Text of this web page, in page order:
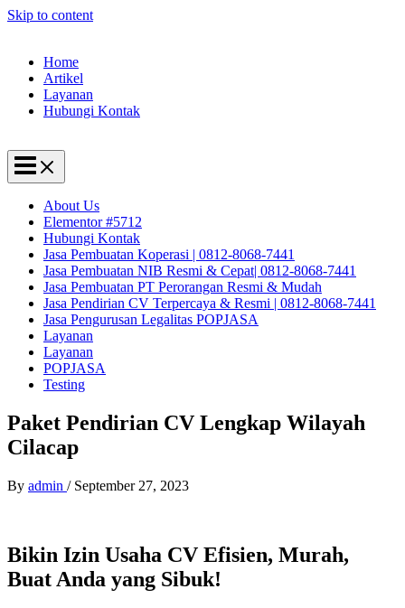
Skip to content
Home
Artikel
Layanan
Hubungi Kontak
About Us
Elementor #5712
Hubungi Kontak
Jasa Pembuatan Koperasi | 0812-8068-7441
Jasa Pembuatan NIB Resmi & Cepat| 0812-8068-7441
Jasa Pembuatan PT Perorangan Resmi & Mudah
Jasa Pendirian CV Terpercaya & Resmi | 0812-8068-7441
Jasa Pengurusan Legalitas POPJASA
Layanan
Layanan
POPJASA
Testing
Paket Pendirian CV Lengkap Wilayah
Cilacap
By admin / September 27, 2023
Bikin Izin Usaha CV Efisien, Murah,
Buat Anda yang Sibuk!